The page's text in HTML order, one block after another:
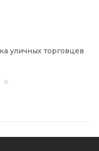
уличных торговцев